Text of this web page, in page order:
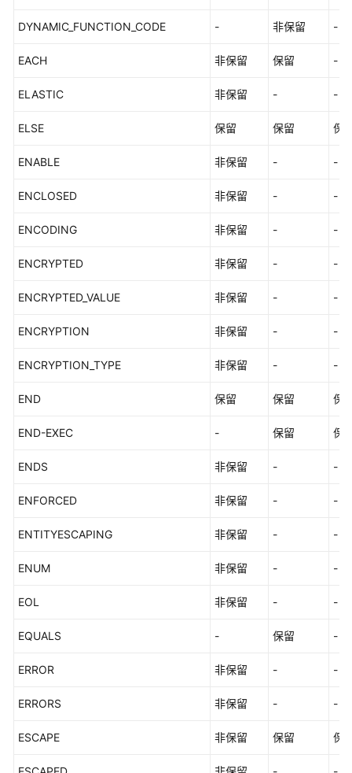
DYNAMIC_FUNCTION_CODE - 非保留 -
EACH 非保留 保留 -
ELASTIC 非保留 - -
ELSE 保留 保留 保
ENABLE 非保留 - -
ENCLOSED 非保留 - -
ENCODING 非保留 - -
ENCRYPTED 非保留 - -
ENCRYPTED_VALUE 非保留 - -
ENCRYPTION 非保留 - -
ENCRYPTION_TYPE 非保留 - -
END 保留 保留 保
END-EXEC - 保留 保
ENDS 非保留 - -
ENFORCED 非保留 - -
ENTITYESCAPING 非保留 - -
ENUM 非保留 - -
EOL 非保留 - -
EQUALS - 保留 -
ERROR 非保留 - -
ERRORS 非保留 - -
ESCAPE 非保留 保留 保